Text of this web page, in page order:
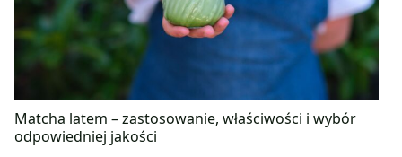
Matcha latem – zastosowanie, właściwości i wybór
odpowiedniej jakości